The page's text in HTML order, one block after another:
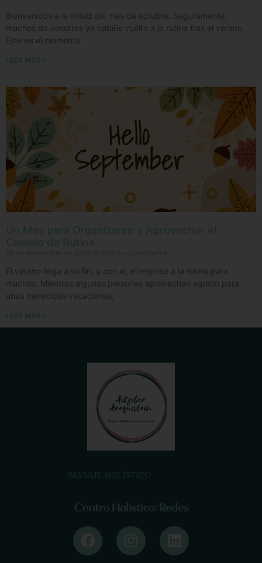
Bienvenidos a la mitad del mes de octubre. Seguramente,
muchos de vosotros ya habéis vuelto a la rutina tras el verano.
Este es el momento
El verano llega a su fin, y con él, el regreso a la rutina para
muchos. Mientras algunas personas aprovechan agosto para
unas merecidas vacaciones,
Centro Holístico: Redes